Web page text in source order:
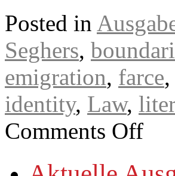
Posted in
Seghers,
emigration, farce,
identity, Law,
Comments Offon
Die